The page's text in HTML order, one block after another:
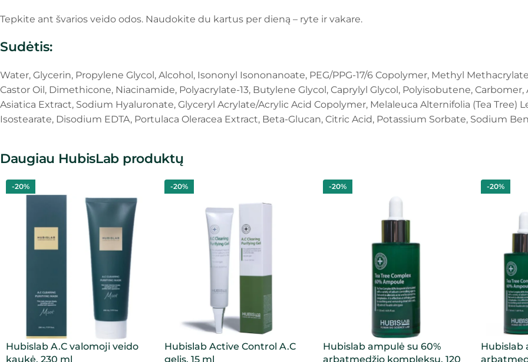
Tepkite ant švarios veido odos. Naudokite du kartus per dieną – ryte ir vakare.
Sudėtis:
Water, Glycerin, Propylene Glycol, Alcohol, Isononyl Isononanoate, PEG/PPG-17/6 Copolymer, Methyl
Castor Oil, Dimethicone, Niacinamide, Polyacrylate-13, Butylene Glycol, Caprylyl Glycol, Polyisobutene,
Asiatica Extract, Sodium Hyaluronate, Glyceryl Acrylate/Acrylic Acid Copolymer, Melaleuca Alternifolia (Tea Tree)
Isostearate, Disodium EDTA, Portulaca Oleracea Extract, Beta-Glucan, Citric Acid, Potassium Sorbate, Sodium
Daugiau HubisLab produktų
-20%
Hubislab A.C valomoji veido
kaukė, 230 ml
-20%
Hubislab Active Control A.C
gelis, 15 ml
-20%
Hubislab ampulė su 60%
arbatmedžio kompleksu, 120
-20%
Hubislab